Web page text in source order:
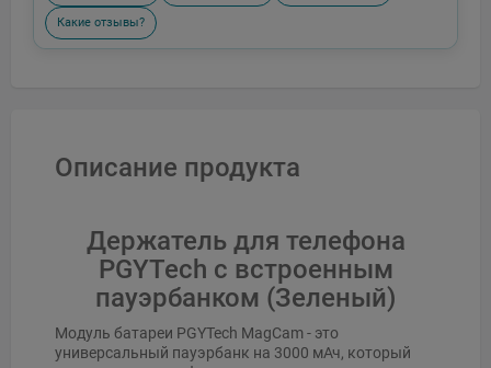
Какие отзывы?
Описание продукта
Держатель для телефона
PGYTech с встроенным
пауэрбанком (Зеленый)
Модуль батареи PGYTech MagCam - это
универсальный пауэрбанк на 3000 мАч, который